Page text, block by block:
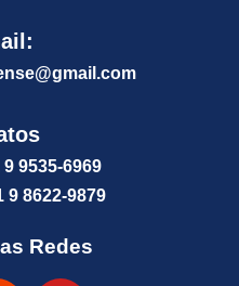
ail.com
9535-6969
9 8622-9879
Redes